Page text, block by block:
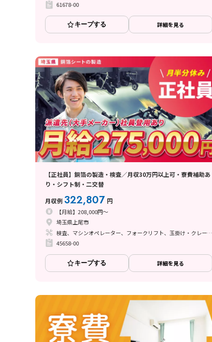
61678-00
キープする 詳細を見る
【正社員】銅箔の製造・検査／月収30万円以上可・寮費補助あ
り・シフト制・二交替
月収例 322,807 円
【月給】208,000円～
埼玉県上尾市
検査、マシンオペレーター、フォークリフト、玉掛け・クレーン、立ち作業
45658-00
キープする 詳細を見る